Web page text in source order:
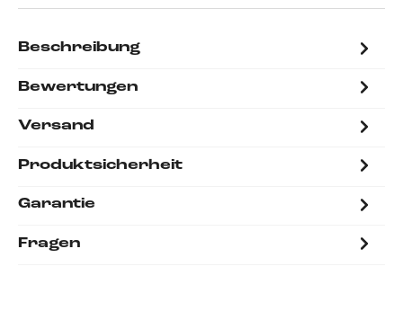
Beschreibung
Bewertungen
Versand
Produktsicherheit
Garantie
Fragen